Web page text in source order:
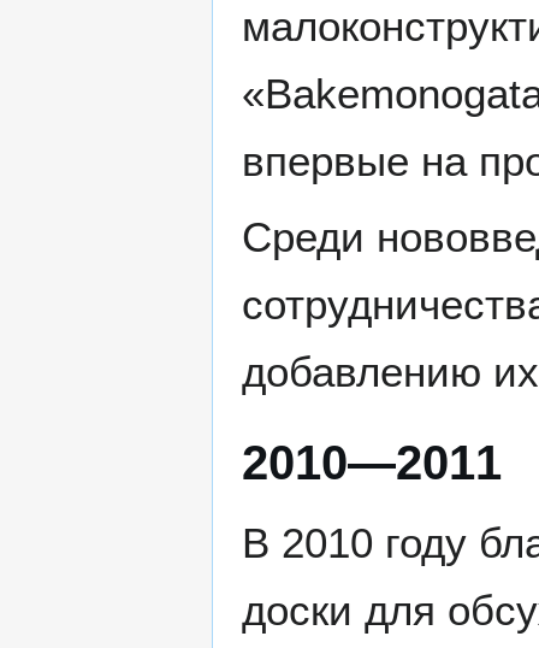
впервые на
Среди
добавлению
2010—2011
В 2010 году
доски для